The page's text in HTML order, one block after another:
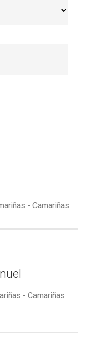
- Camariñas
- Camariñas